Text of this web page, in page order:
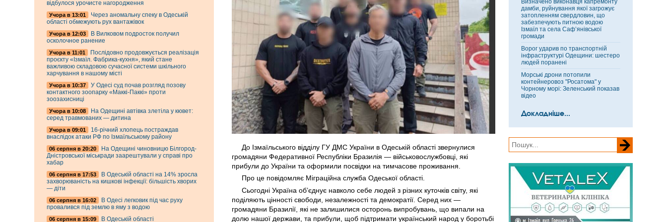
відбулося урочисте нагородження
Учора в 13:01
Через аномальну спеку в Одеській
області обмежують рух вантажівок
Учора в 12:03
В Вилковом подросток получил
осколочное ранение
Учора в 11:01
Послідовно продовжується реалізація
проєкту «Ізмаїл. Фабрика-кухня», який стане
важливою складовою сучасної системи шкільного
харчування в нашому місті
Учора в 10:37
У Одесі суд почав розгляд позову
контактного зоопарку «Маккі-Паккі» проти
зоозахисниці
Учора в 10:08
На Одещині автівка злетіла у кювет:
серед травмованих — дитина
Учора в 09:01
16-річний хлопець постраждав
внаслідок атаки РФ по Ізмаїльському району
06 серпня в 20:20
На Одещині чиновницю Білгород-
Дністровської міськради заарештували у справі про
хабар
06 серпня в 17:53
В Одеській області на 14% зросла
захворюваність на кишкові інфекції: більшість хворих
— діти
06 серпня в 16:02
В Одесі легковик під час руху
провалився під землю в яму з водою
06 серпня в 15:09 В Одеській області
До Ізмаїльського відділу ГУ ДМС України в Одеській області звернулися
громадяни Федеративної Республіки Бразилія — військовослужбовці, які
прибули до України та оформили посвідки на тимчасове проживання.
Про це повідомляє Міграційна служба Одеської області.
Сьогодні Україна об’єднує навколо себе людей з різних куточків світу, які
поділяють цінності свободи, незалежності та демократії. Серед них —
громадяни Бразилії, які не залишилися осторонь випробувань, що випали на
долю нашої держави, та прибули, щоб підтримати український народ у боротьбі
Визначено виконавця капремонту
дамби, руйнування якої загрожує
затопленням свердловин, що
забезпечують питною водою
Ізмаїл та села Саф’янівської
громади
Ворог ударив по транспортній
інфраструктурі Одещини: шестеро
людей поранені
Морські дрони потопили
контейнеровоз "Росатома" у
Чорному морі: Зеленський показав
відео
Докладніше...